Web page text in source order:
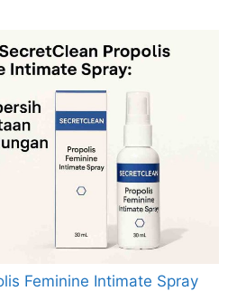
Feminine Intimate Spray